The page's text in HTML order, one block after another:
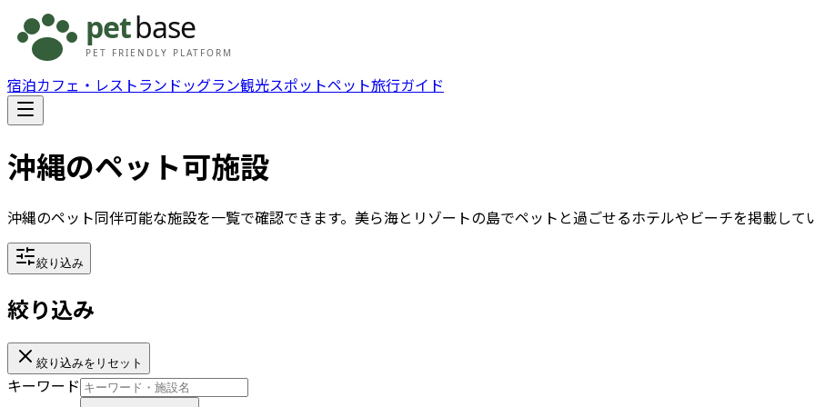
宿泊カフェ・レストラン ドッグラン観光スポットペット旅行ガイド
沖縄のペット可施設
沖縄のペット同伴可能な施設を一覧で確認できます。美ら海とリゾートの島でペットと過ごせるホテルやビーチを掲載して
絞り込み
絞り込み
絞り込みをリセット
キーワード